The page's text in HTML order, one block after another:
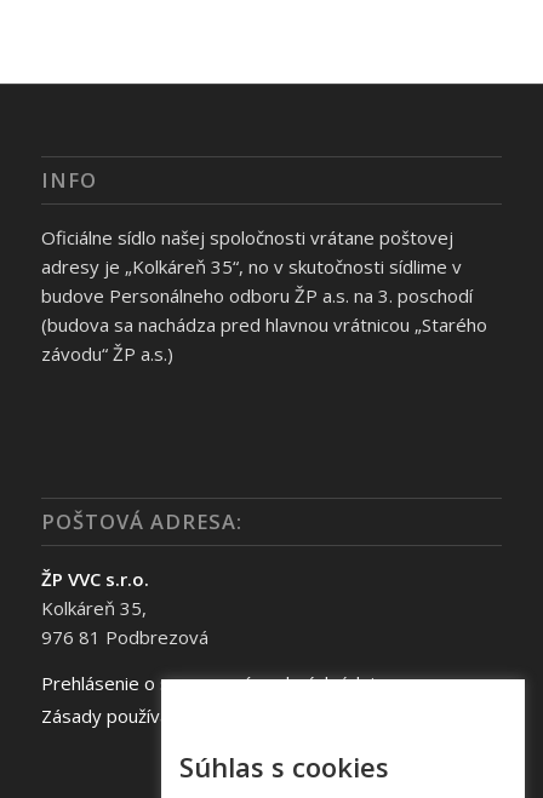
INFO
Oficiálne sídlo našej spoločnosti vrátane poštovej
adresy je „Kolkáreň 35“, no v skutočnosti sídlime v
budove Personálneho odboru ŽP a.s. na 3. poschodí
(budova sa nachádza pred hlavnou vrátnicou „Starého
závodu“ ŽP a.s.)
POŠTOVÁ ADRESA:
ŽP VVC s.r.o.
Kolkáreň 35,
976 81 Podbrezová
Prehlásenie o spracovaní osobných údajov
Zásady používania súborov cookie
Súhlas s cookies